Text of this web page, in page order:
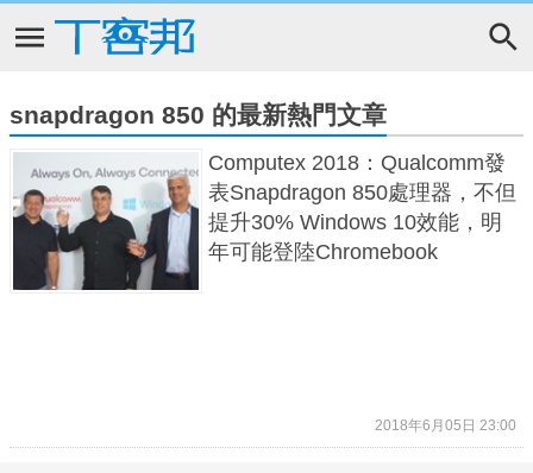
snapdragon 850 的最新熱門文章
Computex 2018：Qualcomm發
表Snapdragon 850處理器，不但
提升30% Windows 10效能，明
年可能登陸Chromebook
2018年6月05日 23:00